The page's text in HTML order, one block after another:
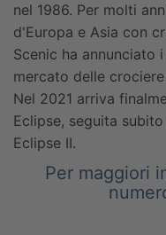
nel 1986. Per molti
d'Europa e Asia con
Scenic ha annunciato
mercato delle
Nel 2021 arriva
Eclipse, seguita
Eclipse II.
Per maggiori